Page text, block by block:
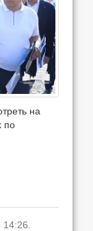
на
по
14:26.